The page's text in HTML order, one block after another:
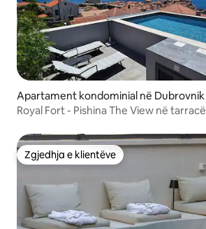
Apartament kondominial në Dubrovnik
Royal Fort - Pishina The View në tarracë
Zgjedhja e klientëve
Zgjedhja e klientëve